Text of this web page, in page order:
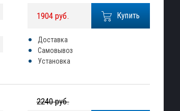
Купить
1904 руб.
Доставка
Самовывоз
Установка
2240 руб.